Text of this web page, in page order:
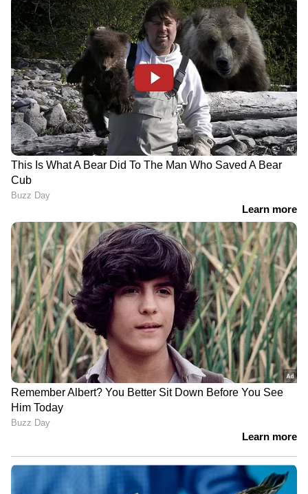
എപ്സ്റ്റീൻ
ഫയലുകൾക്കൊപ്പം
ലോകം തെരയുന്നത് ജെ
മെയിൽ, എന്താണ് ജെ
മെസേജുകള്‍ ആരെങ്കിലും
എത്തിനോക്കുന്നോ?
ഗാലക്‌സി ഫോണുകള്‍ക്ക്
ഉപഭോക്താക്കളുടെ
സംസാരം
അനുവാദമില്ലാതെ
റെക്കോർഡ് ചെയ്തു, 570
കോടി രൂപ നഷ്ടപരിഹാരം
നൽകാൻ ഗൂഗിൾ
പൊലീസിനൊപ്പം കേസ്
അന്വേഷിക്കാൻ
എഐയും, മിന്നൽ
സ്പീഡിൽ അന്വേഷണം
നടക്കാനുള്ള
ക്രമീകരണവുമായി
മൈക്രോസോഫ്റ്റ്